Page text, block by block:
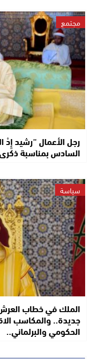
مجتمع
رجل الأعمال “رشيد
السادس بمناسبة
سياسة
الملك في خطاب
جديدة.. والمكاسب
الحكومي والبرلماني..